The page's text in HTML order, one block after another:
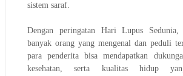
sistem saraf.
Dengan peringatan Hari Lupus Sedunia,
banyak orang yang mengenal dan peduli
para penderita bisa mendapatkan
kesehatan, serta kualitas hidup